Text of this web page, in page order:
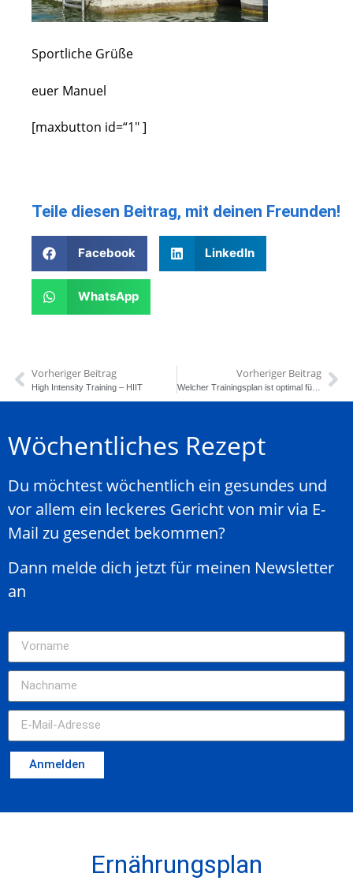
Sportliche Grüße
euer Manuel
[maxbutton id=“1″ ]
Teile diesen Beitrag, mit deinen Freunden!
Facebook LinkedIn
WhatsApp
Vorheriger Beitrag
High Intensity Training – HIIT
Vorheriger Beitrag
Welcher Trainingsplan ist optimal für die Gewichtsreduktion? Ganzkörpertraining ?
Wöchentliches Rezept
Du möchtest wöchentlich ein gesundes und
vor allem ein leckeres Gericht von mir via E-
Mail zu gesendet bekommen?
Dann melde dich jetzt für meinen Newsletter
an
Anmelden
Ernährungsplan